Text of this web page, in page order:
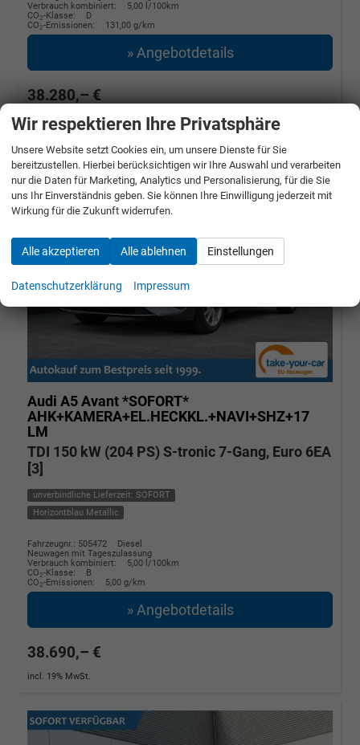
Verbrauch kombiniert:
5,00 l/100km
CO2-Klasse:
D
CO2-Emissionen: 131,00 g/km
» Angebotdetails
38.280,– €
incl. 19% MwSt.
Audi A5 Avant*SOFORT*
AHK+KAMERA+EL.HECKKL.+NAVI+SHZ+17
LM
TDI 150 kW (204 PS) S-tronic 7-Gang, Euro 6EA
[3]
unverbindliche Lieferzeit: SOFORT
Horizontblau Metallic
Fahrzeugnr.: 505472
Diesel
Neuwagen mit Tageszulassung
Verbrauch kombiniert:
5,00 l/100km
CO2-Klasse:
B
CO2-Emissionen: 5,00 g/km
» Angebotdetails
38.690,– €
incl. 19% MwSt.
Wir respektieren Ihre Privatsphäre
Unsere Website setzt Cookies ein, um unsere Dienste für Sie
bereitzustellen. Hierbei berücksichtigen wir Ihre Auswahl und verarbeiten
nur die Daten für Marketing, Analytics und Personalisierung, für die Sie
uns Ihr Einverständnis geben. Sie können Ihre Einwilligung jederzeit mit
Wirkung für die Zukunft widerrufen.
Alle akzeptieren Alle ablehnen Einstellungen
Datenschutzerklärung Impressum